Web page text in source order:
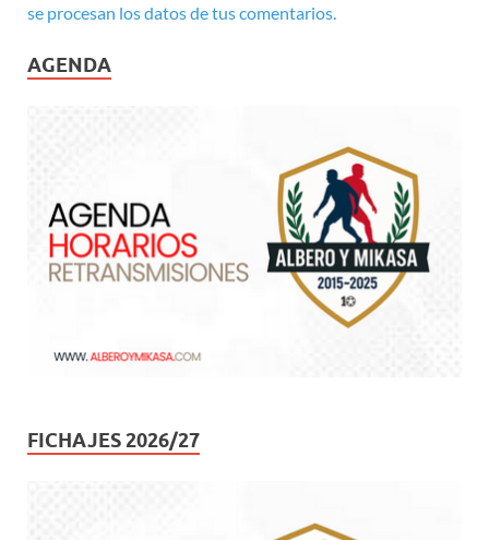
se procesan los datos de tus comentarios.
AGENDA
FICHAJES 2026/27